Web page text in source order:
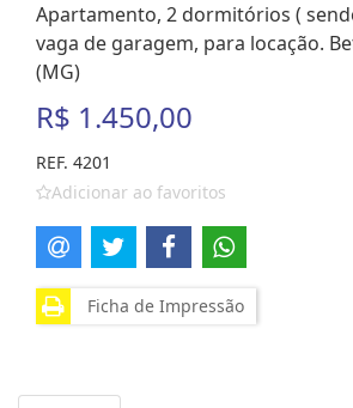
Apartamento, 2 dormitórios (
vaga de garagem, para locação.
(MG)
R$ 1.450,00
REF. 4201
Adicionar ao favoritos
Ficha de Impressão